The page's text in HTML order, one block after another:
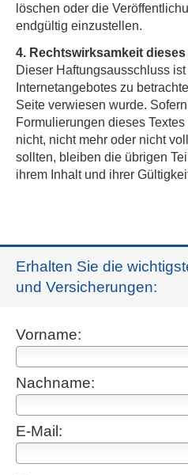
löschen oder die
endgültig einzustellen.
4. Rechtswirksamkeit
Dieser Haftungsausschluss
Internetangebotes zu
Seite verwiesen wurde.
Formulierungen dieses
nicht, nicht mehr oder nicht
sollten, bleiben die übrigen
ihrem Inhalt und ihrer
Erhalten Sie die
und Versicherungen:
Vorname:
Nachname:
E-Mail: